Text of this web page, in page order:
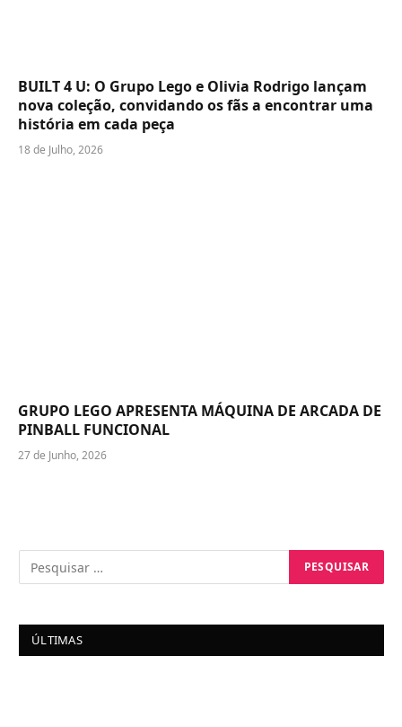
BUILT 4 U: O Grupo Lego e Olivia Rodrigo lançam
nova coleção, convidando os fãs a encontrar uma
história em cada peça
18 de Julho, 2026
GRUPO LEGO APRESENTA MÁQUINA DE ARCADA DE
PINBALL FUNCIONAL
27 de Junho, 2026
ÚLTIMAS